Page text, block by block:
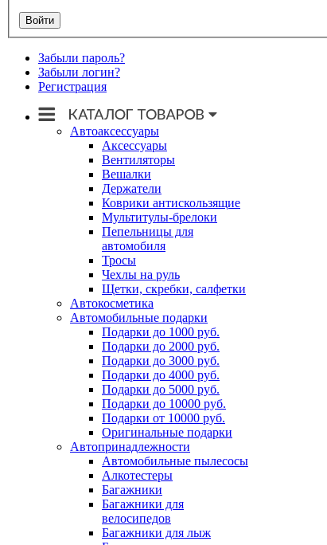
Забыли пароль?
Забыли логин?
Регистрация
Автоаксессуары
Аксессуары
Вентиляторы
Вешалки
Держатели
Коврики антискользящие
Мультитулы-брелоки
Пепельницы для
автомобиля
Тросы
Чехлы на руль
Щетки, скребки, салфетки
Автокосметика
Автомобильные подарки
Подарки до 1000 руб.
Подарки до 2000 руб.
Подарки до 3000 руб.
Подарки до 4000 руб.
Подарки до 5000 руб.
Подарки до 10000 руб.
Подарки от 10000 руб.
Оригинальные подарки
Автопринадлежности
Автомобильные пылесосы
Алкотестеры
Багажники
Багажники для
велосипедов
Багажники для лыж